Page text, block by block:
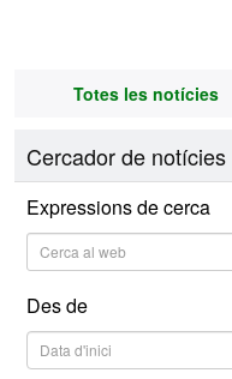
Totes les notícies
Cercador de notícies
Expressions de cerca
Des de